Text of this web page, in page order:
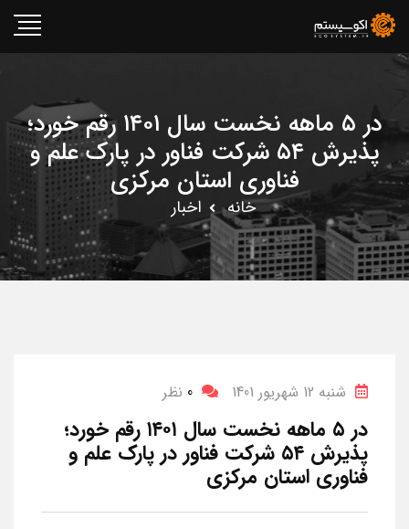
در ۵ ماهه نخست سال ۱۴۰۱ رقم خورد؛
پذیرش ۵۴ شرکت فناور در پارک علم و
فناوری استان مرکزی
خانه اخبار
شنبه 12 شهریور 1401 0 نظر
در ۵ ماهه نخست سال ۱۴۰۱ رقم خورد؛
پذیرش ۵۴ شرکت فناور در پارک علم و
فناوری استان مرکزی